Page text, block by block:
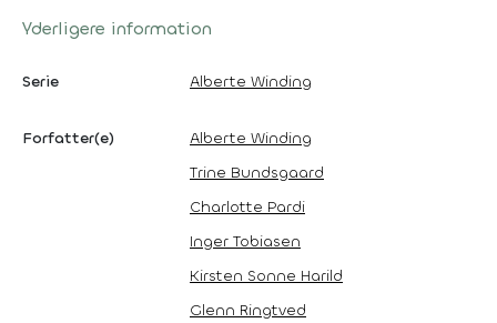
Yderligere information
Serie Alberte Winding
Forfatter(e)
Alberte Winding
Trine Bundsgaard
Charlotte Pardi
Inger Tobiasen
Kirsten Sonne Harild
Glenn Ringtved